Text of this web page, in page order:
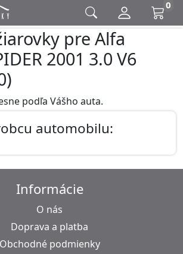
0
pre Alfa
2001 3.0 V6
podľa Vášho auta.
automobilu:
Informácie
O nás
Doprava a platba
Obchodné podmienky